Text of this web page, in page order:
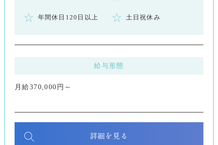
年間休日120日以上 土日祝休み
給与形態
月給370,000円～
詳細を見る